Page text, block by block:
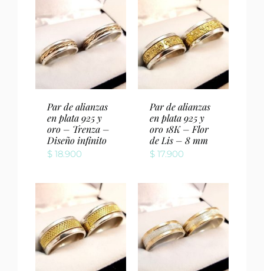
Par de alianzas
en plata 925 y
oro – Trenza –
Diseño infinito
$ 18.900
Par de alianzas
en plata 925 y
oro 18K – Flor
de Lis – 8 mm
$ 17.900